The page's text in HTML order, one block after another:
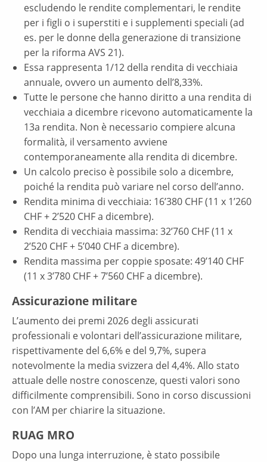
escludendo le rendite complementari, le rendite
per i figli o i superstiti e i supplementi speciali (ad
es. per le donne della generazione di transizione
per la riforma AVS 21).
Essa rappresenta 1/12 della rendita di vecchiaia
annuale, ovvero un aumento dell’8,33%.
Tutte le persone che hanno diritto a una rendita di
vecchiaia a dicembre ricevono automaticamente la
13a rendita. Non è necessario compiere alcuna
formalità, il versamento avviene
contemporaneamente alla rendita di dicembre.
Un calcolo preciso è possibile solo a dicembre,
poiché la rendita può variare nel corso dell’anno.
Rendita minima di vecchiaia: 16’380 CHF (11 x 1’260
CHF + 2’520 CHF a dicembre).
Rendita di vecchiaia massima: 32’760 CHF (11 x
2’520 CHF + 5’040 CHF a dicembre).
Rendita massima per coppie sposate: 49’140 CHF
(11 x 3’780 CHF + 7’560 CHF a dicembre).
Assicurazione militare
L’aumento dei premi 2026 degli assicurati
professionali e volontari dell’assicurazione militare,
rispettivamente del 6,6% e del 9,7%, supera
notevolmente la media svizzera del 4,4%. Allo stato
attuale delle nostre conoscenze, questi valori sono
difficilmente comprensibili. Sono in corso discussioni
con l’AM per chiarire la situazione.
RUAG MRO
Dopo una lunga interruzione, è stato possibile